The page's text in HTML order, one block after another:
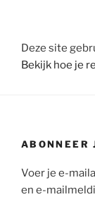
Deze site
Bekijk hoe je
ABONNEER
Voer je e-
en e-